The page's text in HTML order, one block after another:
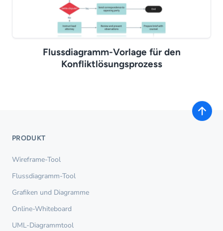
Flussdiagramm-Vorlage für den
Konfliktlösungsprozess
PRODUKT
Wireframe-Tool
Flussdiagramm-Tool
Grafiken und Diagramme
Online-Whiteboard
UML-Diagrammtool